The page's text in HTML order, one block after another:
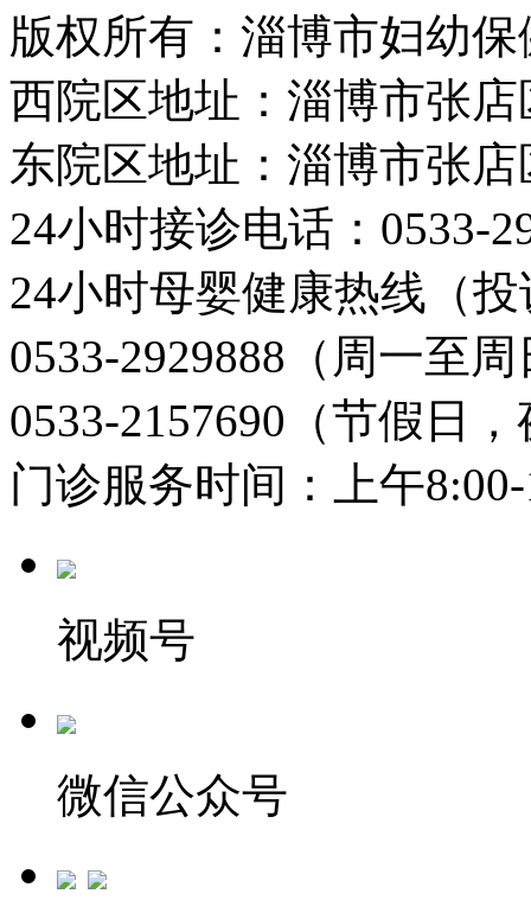
版权所有：淄博市妇幼
西院区地址：淄博市张
东院区地址：淄博市张
24小时接诊电话：0533-
24小时母婴健康热线（
0533-2929888（周一至
0533-2157690（节假日
门诊服务时间：上午
视频号
微信公众号